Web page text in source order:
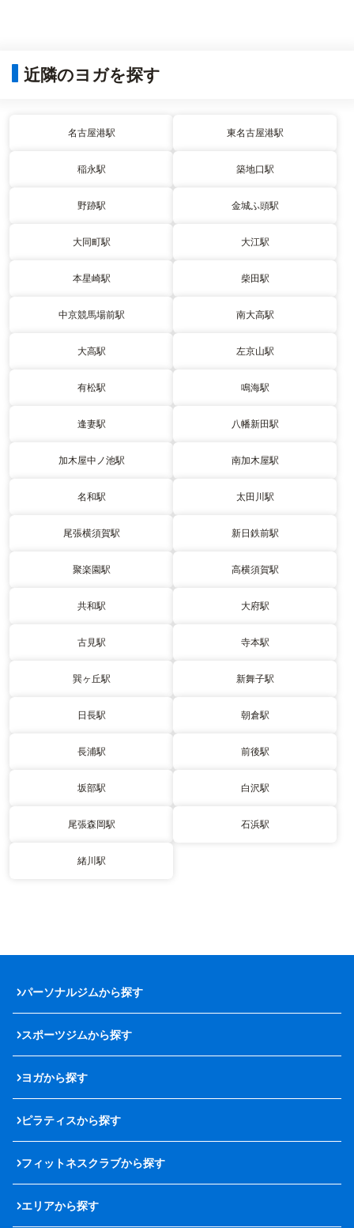
近隣のヨガを探す
名古屋港駅 東名古屋港駅
稲永駅 築地口駅
野跡駅 金城ふ頭駅
大同町駅 大江駅
本星崎駅 柴田駅
中京競馬場前駅 南大高駅
大高駅 左京山駅
有松駅 鳴海駅
逢妻駅 八幡新田駅
加木屋中ノ池駅 南加木屋駅
名和駅 太田川駅
尾張横須賀駅 新日鉄前駅
聚楽園駅 高横須賀駅
共和駅 大府駅
古見駅 寺本駅
巽ヶ丘駅 新舞子駅
日長駅 朝倉駅
長浦駅 前後駅
坂部駅 白沢駅
尾張森岡駅 石浜駅
緒川駅
パーソナルジムから探す
スポーツジムから探す
ヨガから探す
ピラティスから探す
フィットネスクラブから探す
エリアから探す